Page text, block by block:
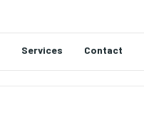
Services Contact